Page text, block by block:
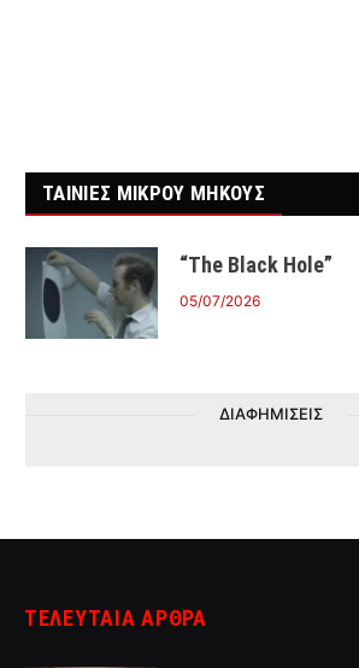
ΤΑΙΝΙΕΣ ΜΙΚΡΟΥ ΜΗΚΟΥΣ
“The Black Hole”
05/07/2026
ΔΙΑΦΗΜΙΣΕΙΣ
ΤΕΛΕΥΤΑΙΑ ΑΡΘΡΑ